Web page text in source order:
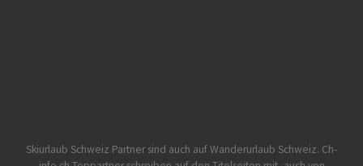
Skiurlaub Schweiz Partner sind auch auf Wanderurlaub Schweiz. Ch-